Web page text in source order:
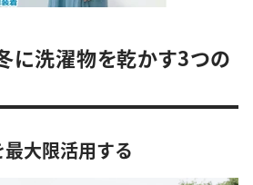
に洗濯物を乾かす3つの
大限活用する